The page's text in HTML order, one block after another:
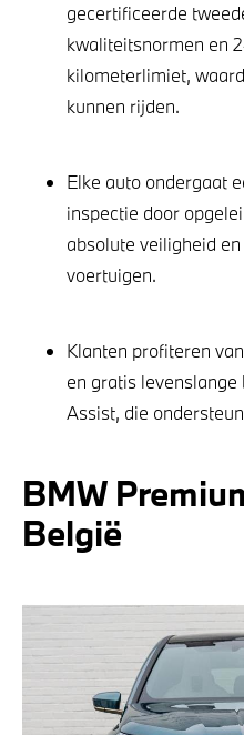
gecertificeerde
kwaliteitsnormen en
kilometerlimiet,
kunnen rijden.
Elke auto ondergaat
inspectie door
absolute veiligheid
voertuigen.
Klanten profiteren
en gratis
Assist, die
BMW
België